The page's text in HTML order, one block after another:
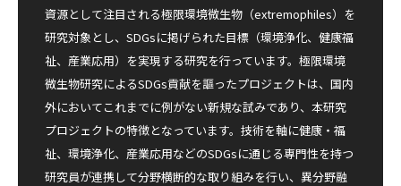
資源として注目される極限環境微生物（extremophiles）を
研究対象とし、SDGsに掲げられた目標（環境浄化、健康福
祉、産業応用）を実現する研究を行っています。極限環境
微生物研究によるSDGs貢献を謳ったプロジェクトは、国内
外においてこれまでに例がない新規な試みであり、本研究
プロジェクトの特徴となっています。技術を軸に健康・福
祉、環境浄化、産業応用などのSDGsに通じる専門性を持つ
研究員が連携して分野横断的な取り組みを行い、異分野融